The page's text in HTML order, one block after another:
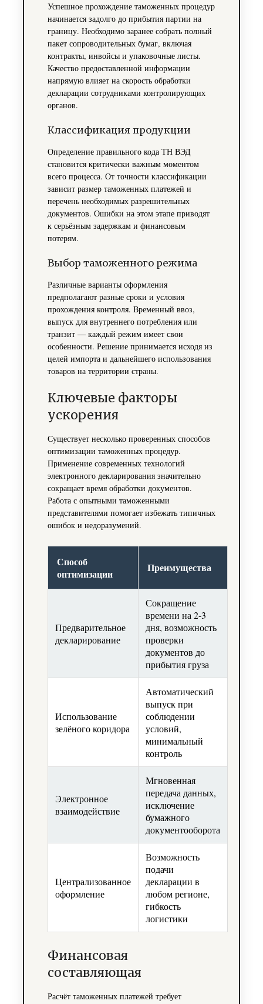
Успешное прохождение таможенных процедур
начинается задолго до прибытия партии на
границу. Необходимо заранее собрать полный
пакет сопроводительных бумаг, включая
контракты, инвойсы и упаковочные листы.
Качество предоставленной информации
напрямую влияет на скорость обработки
декларации сотрудниками контролирующих
органов.
Классификация продукции
Определение правильного кода ТН ВЭД
становится критически важным моментом
всего процесса. От точности классификации
зависит размер таможенных платежей и
перечень необходимых разрешительных
документов. Ошибки на этом этапе приводят
к серьёзным задержкам и финансовым
потерям.
Выбор таможенного режима
Различные варианты оформления
предполагают разные сроки и условия
прохождения контроля. Временный ввоз,
выпуск для внутреннего потребления или
транзит — каждый режим имеет свои
особенности. Решение принимается исходя из
целей импорта и дальнейшего использования
товаров на территории страны.
Ключевые факторы
ускорения
Существует несколько проверенных способов
оптимизации таможенных процедур.
Применение современных технологий
электронного декларирования значительно
сокращает время обработки документов.
Работа с опытными таможенными
представителями помогает избежать типичных
ошибок и недоразумений.
Способ
оптимизации
Преимущества
Предварительное
декларирование
Сокращение
времени на 2-3
дня, возможность
проверки
документов до
прибытия груза
Использование
зелёного коридора
Автоматический
выпуск при
соблюдении
условий,
минимальный
контроль
Электронное
взаимодействие
Мгновенная
передача данных,
исключение
бумажного
документооборота
Централизованное
оформление
Возможность
подачи
декларации в
любом регионе,
гибкость
логистики
Финансовая
составляющая
Расчёт таможенных платежей требует